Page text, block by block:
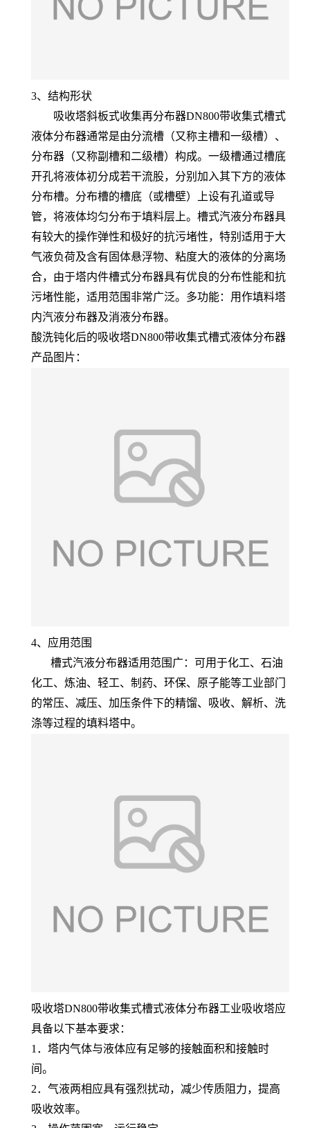
3、结构形状
吸收塔斜板式收集再分布器DN800带收集式槽式
液体分布器通常是由分流槽（又称主槽和一级槽）、
分布器（又称副槽和二级槽）构成。一级槽通过槽底
开孔将液体初分成若干流股，分别加入其下方的液体
分布槽。分布槽的槽底（或槽壁）上设有孔道或导
管，将液体均匀分布于填料层上。槽式汽液分布器具
有较大的操作弹性和极好的抗污堵性，特别适用于大
气液负荷及含有固体悬浮物、粘度大的液体的分离场
合，由于塔内件槽式分布器具有优良的分布性能和抗
污堵性能，适用范围非常广泛。多功能：用作填料塔
内汽液分布器及消液分布器。
酸洗钝化后的吸收塔DN800带收集式槽式液体分布器
产品图片：
4、应用范围
槽式汽液分布器适用范围广：可用于化工、石油
化工、炼油、轻工、制药、环保、原子能等工业部门
的常压、减压、加压条件下的精馏、吸收、解析、洗
涤等过程的填料塔中。
吸收塔DN800带收集式槽式液体分布器工业吸收塔应
具备以下基本要求：
1．塔内气体与液体应有足够的接触面积和接触时
间。
2．气液两相应具有强烈扰动，减少传质阻力，提高
吸收效率。